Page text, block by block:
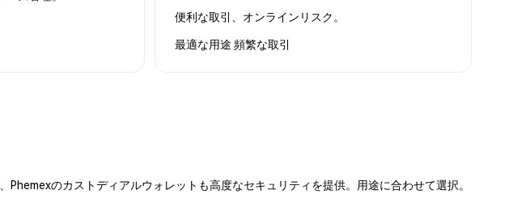
便利な取引、オンラインリスク。
最適な用途 頻繁な取引
のカストディアルウォレットも高度なセキュリティを提供。用途に合わせて選択。